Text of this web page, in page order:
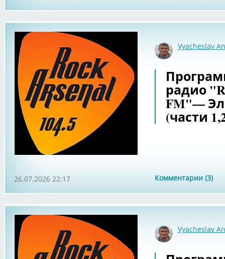
Vyacheslav
радио
FM"—
(части
Комментарии (3)
26.07.2026 22:17
Vyacheslav